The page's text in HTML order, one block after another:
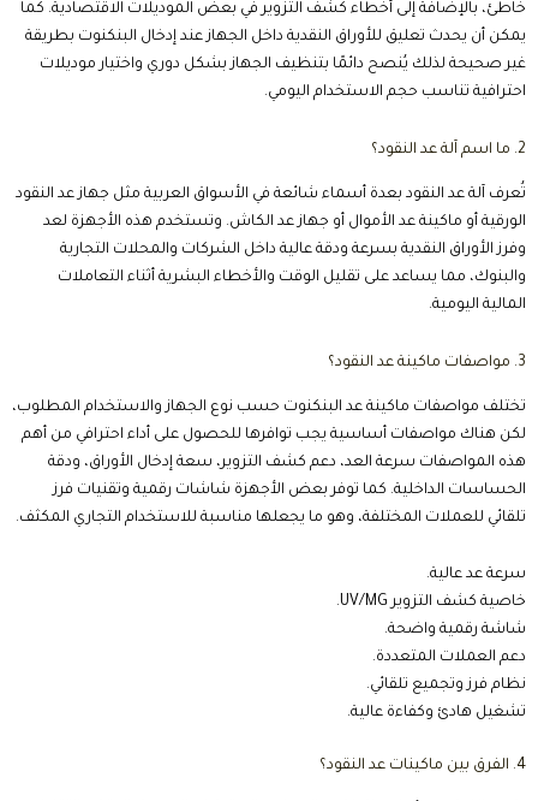
خاطئ، بالإضافة إلى أخطاء كشف التزوير في بعض الموديلات الاقتصادية. كما
يمكن أن يحدث تعليق للأوراق النقدية داخل الجهاز عند إدخال البنكنوت بطريقة
غير صحيحة لذلك يُنصح دائمًا بتنظيف الجهاز بشكل دوري واختيار موديلات
احترافية تناسب حجم الاستخدام اليومي.
2. ما اسم آلة عد النقود؟
تُعرف آلة عد النقود بعدة أسماء شائعة في الأسواق العربية مثل جهاز عد النقود
الورقية أو ماكينة عد الأموال أو جهاز عد الكاش. وتستخدم هذه الأجهزة لعد
وفرز الأوراق النقدية بسرعة ودقة عالية داخل الشركات والمحلات التجارية
والبنوك، مما يساعد على تقليل الوقت والأخطاء البشرية أثناء التعاملات
المالية اليومية.
3. مواصفات ماكينة عد النقود؟
تختلف مواصفات ماكينة عد البنكنوت حسب نوع الجهاز والاستخدام المطلوب،
لكن هناك مواصفات أساسية يجب توافرها للحصول على أداء احترافي من أهم
هذه المواصفات سرعة العد، دعم كشف التزوير، سعة إدخال الأوراق، ودقة
الحساسات الداخلية. كما توفر بعض الأجهزة شاشات رقمية وتقنيات فرز
تلقائي للعملات المختلفة، وهو ما يجعلها مناسبة للاستخدام التجاري المكثف.
سرعة عد عالية.
خاصية كشف التزوير UV/MG.
شاشة رقمية واضحة.
دعم العملات المتعددة.
نظام فرز وتجميع تلقائي.
تشغيل هادئ وكفاءة عالية.
4. الفرق بين ماكينات عد النقود؟